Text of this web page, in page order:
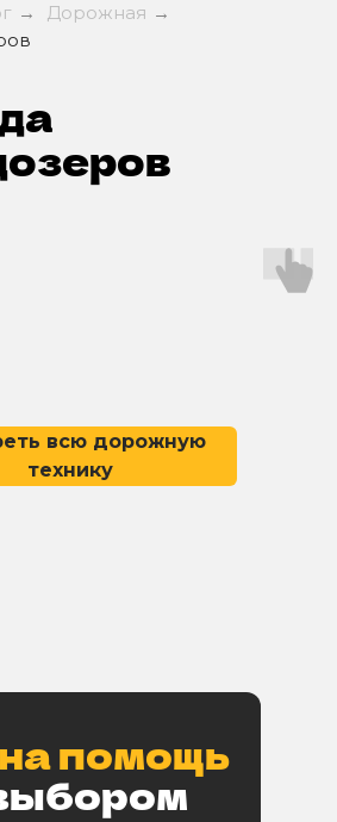
→ Дорожная →
всю дорожную
технику
помощь